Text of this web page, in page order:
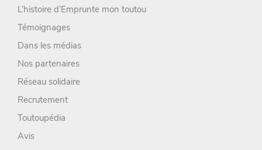
L’histoire d’Emprunte mon toutou
Témoignages
Dans les médias
Nos partenaires
Réseau solidaire
Recrutement
Toutoupédia
Avis